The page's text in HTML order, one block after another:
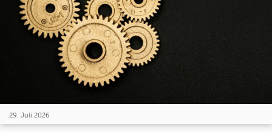
29. Juli 2026